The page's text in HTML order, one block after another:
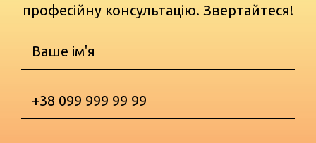
професійну консультацію. Звертайтеся!